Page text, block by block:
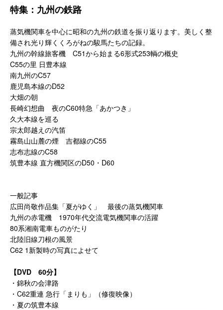
特集：九州の鉄路
蒸気機関車を中心に昭和の九州の鉄道を振り返ります。 美しく整
備され光り輝くくろがねの駿馬たちの記録。
九州の幹線旅客機 C51から始まる6形式253輌の概史
C55の里 日豊本線
南九州のC57
鹿児島本線のD52
大畑の朝
長崎幻想曲 夜のC60特急「あかつき」
久大本線を巡る
宗太郎越えの汽笛
霧島山山麓の煙 吉都線のC55
志布志線のC58
筑豊本線 直方機関区のD50・D60
一般記事
広田尚敬作品集「夏がゆく」 最後の蒸気機関車
九州の赤電機 1970年代交流電気機関車の活躍
80系湘南電車ものがたり
北陸旧線刀根の風景
C62 1新製時の写真によせて
【DVD 60分】
・錦秋の会津路
・C62重連 急行「まりも」（修復映像）
・夏の筑豊本線